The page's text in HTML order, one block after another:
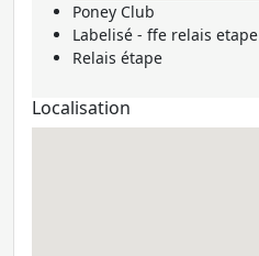
Poney Club
Labelisé - ffe relais etape
Relais étape
Localisation